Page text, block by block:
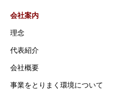
会社案内
理念
代表紹介
会社概要
事業をとりまく環境について